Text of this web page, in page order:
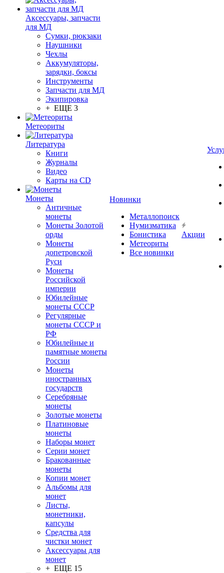
Аксессуары, запчасти
для МД
Сумки, рюкзаки
Наушники
Чехлы
Аккумуляторы,
зарядки, боксы
Инструменты
Запчасти для МД
Экипировка
+ ЕЩЕ 3
Метеориты
Литература
Книги
Журналы
Видео
Карты на CD
Монеты
Античные
монеты
Монеты Золотой
орды
Монеты
допетровской
Руси
Монеты
Российской
империи
Юбилейные
монеты СССР
Регулярные
монеты СССР и
РФ
Юбилейные и
памятные монеты
России
Монеты
иностранных
государств
Серебряные
монеты
Золотые монеты
Платиновые
монеты
Наборы монет
Серии монет
Бракованные
монеты
Копии монет
Альбомы для
монет
Листы,
монетники,
капсулы
Средства для
чистки монет
Аксессуары для
монет
+ ЕЩЕ 15
Новинки
Металлопоиск
Нумизматика
Бонистика
Метеориты
Все новинки
Акции